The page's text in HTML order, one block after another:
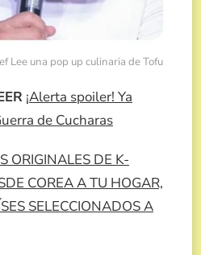
Lee una pop up culinaria de Tofu
¡Alerta spoiler! Ya
de Cucharas
ORIGINALES DE K-
COREA A TU HOGAR,
SELECCIONADOS A